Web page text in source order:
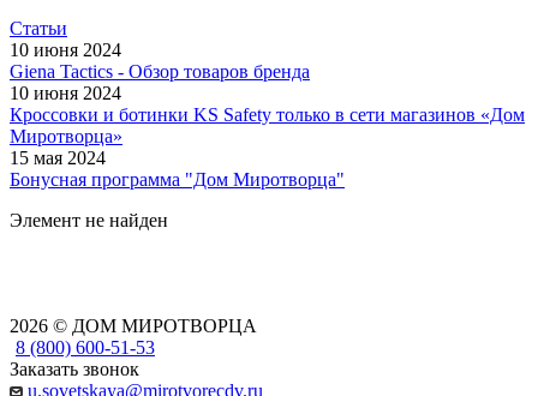
Статьи
10 июня 2024
Giena Tactics - Обзор товаров бренда
10 июня 2024
Кроссовки и ботинки KS Safety только в сети магазинов «Дом
Миротворца»
15 мая 2024
Бонусная программа "Дом Миротворца"
Элемент не найден
2026 © ДОМ МИРОТВОРЦА
8 (800) 600-51-53
Заказать звонок
u.sovetskaya@mirotvorecdv.ru